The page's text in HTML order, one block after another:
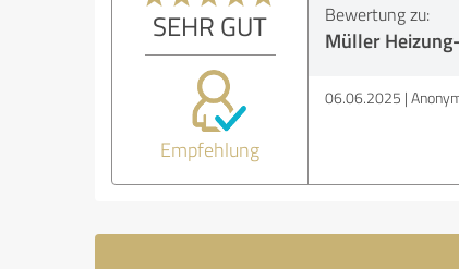
SEHR GUT
Empfehlung
Bewertung zu:
Müller
06.06.2025